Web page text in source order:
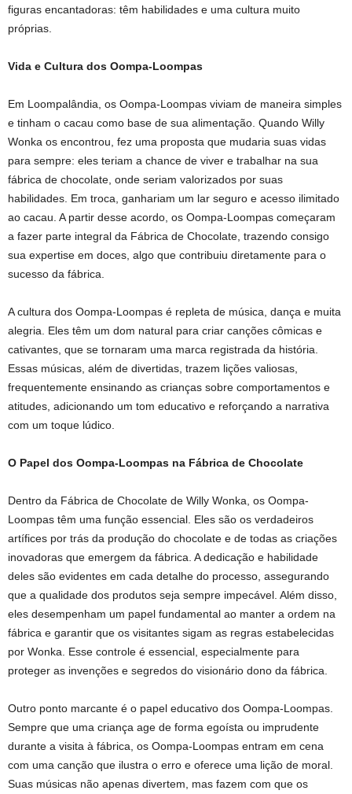
figuras encantadoras: têm habilidades e uma cultura muito
próprias.
Vida e Cultura dos Oompa-Loompas
Em Loompalândia, os Oompa-Loompas viviam de maneira simples
e tinham o cacau como base de sua alimentação. Quando Willy
Wonka os encontrou, fez uma proposta que mudaria suas vidas
para sempre: eles teriam a chance de viver e trabalhar na sua
fábrica de chocolate, onde seriam valorizados por suas
habilidades. Em troca, ganhariam um lar seguro e acesso ilimitado
ao cacau. A partir desse acordo, os Oompa-Loompas começaram
a fazer parte integral da Fábrica de Chocolate, trazendo consigo
sua expertise em doces, algo que contribuiu diretamente para o
sucesso da fábrica.
A cultura dos Oompa-Loompas é repleta de música, dança e muita
alegria. Eles têm um dom natural para criar canções cômicas e
cativantes, que se tornaram uma marca registrada da história.
Essas músicas, além de divertidas, trazem lições valiosas,
frequentemente ensinando as crianças sobre comportamentos e
atitudes, adicionando um tom educativo e reforçando a narrativa
com um toque lúdico.
O Papel dos Oompa-Loompas na Fábrica de Chocolate
Dentro da Fábrica de Chocolate de Willy Wonka, os Oompa-
Loompas têm uma função essencial. Eles são os verdadeiros
artífices por trás da produção do chocolate e de todas as criações
inovadoras que emergem da fábrica. A dedicação e habilidade
deles são evidentes em cada detalhe do processo, assegurando
que a qualidade dos produtos seja sempre impecável. Além disso,
eles desempenham um papel fundamental ao manter a ordem na
fábrica e garantir que os visitantes sigam as regras estabelecidas
por Wonka. Esse controle é essencial, especialmente para
proteger as invenções e segredos do visionário dono da fábrica.
Outro ponto marcante é o papel educativo dos Oompa-Loompas.
Sempre que uma criança age de forma egoísta ou imprudente
durante a visita à fábrica, os Oompa-Loompas entram em cena
com uma canção que ilustra o erro e oferece uma lição de moral.
Suas músicas não apenas divertem, mas fazem com que os